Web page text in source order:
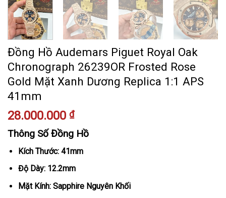
Đồng Hồ Audemars Piguet Royal Oak
Chronograph 26239OR Frosted Rose
Gold Mặt Xanh Dương Replica 1:1 APS
41mm
28.000.000 ₫
Thông Số Đồng Hồ
Kích Thước: 41mm
Độ Dày: 12.2mm
Mặt Kính: Sapphire Nguyên Khối